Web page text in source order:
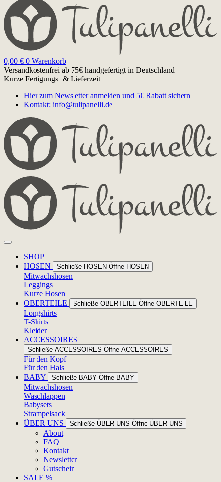
0,00 € 0 Warenkorb
Versandkostenfrei ab 75€ handgefertigt in Deutschland
Kurze Fertigungs- & Lieferzeit
Hier zum Newsletter anmelden und 5€ Rabatt sichern
Kontakt: info@tulipanelli.de
SHOP
HOSEN
Schließe HOSEN Öffne HOSEN
Mitwachshosen
Leggings
Kurze Hosen
OBERTEILE
Schließe OBERTEILE Öffne OBERTEILE
Longshirts
T-Shirts
Kleider
ACCESSOIRES
Schließe ACCESSOIRES Öffne ACCESSOIRES
Für den Kopf
Für den Hals
BABY
Schließe BABY Öffne BABY
Mitwachshosen
Waschlappen
Babysets
Strampelsack
ÜBER UNS
Schließe ÜBER UNS Öffne ÜBER UNS
About
FAQ
Kontakt
Newsletter
Gutschein
SALE %